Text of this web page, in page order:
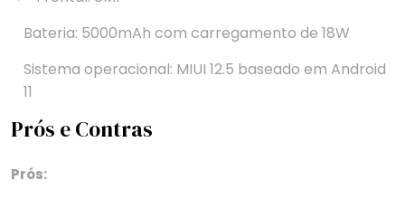
Bateria: 5000mAh com carregamento de 18W
Sistema operacional: MIUI 12.5 baseado em Android
11
Prós e Contras
Prós: